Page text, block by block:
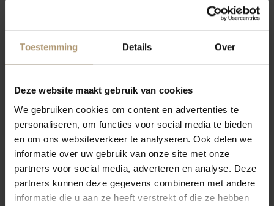
Toestemming Details Over
Deze website maakt gebruik van cookies
We gebruiken cookies om content en advertenties te
personaliseren, om functies voor social media te bieden
en om ons websiteverkeer te analyseren. Ook delen we
informatie over uw gebruik van onze site met onze
partners voor social media, adverteren en analyse. Deze
partners kunnen deze gegevens combineren met andere
informatie die u aan ze heeft verstrekt of die ze hebben
Reserve Malbec
€8,75
Per fles: €8,95
Reserve
€8,75
Per fles: €8,95